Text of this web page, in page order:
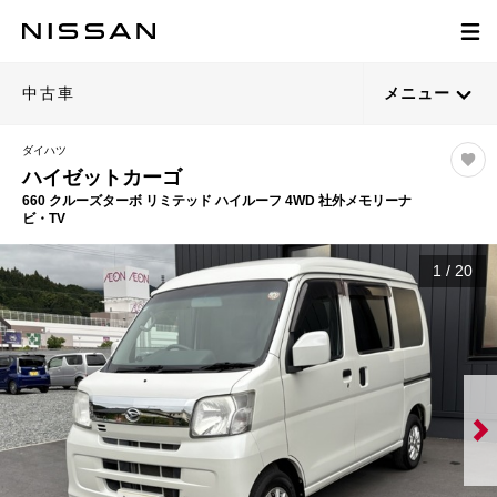
中古車 メニュー
ダイハツ
ハイゼットカーゴ
660 クルーズターボ リミテッド ハイルーフ 4WD 社外メモリーナ
ビ・TV
1 / 20